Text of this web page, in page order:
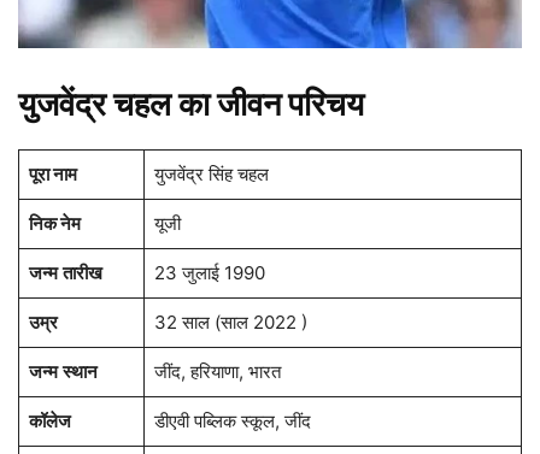
युजवेंद्र चहल का जीवन परिचय
पूरा नाम युजवेंद्र सिंह चहल
निक नेम यूजी
जन्म तारीख 23 जुलाई 1990
उम्र 32 साल (साल 2022 )
जन्म स्थान जींद, हरियाणा, भारत
कॉलेज डीएवी पब्लिक स्कूल, जींद